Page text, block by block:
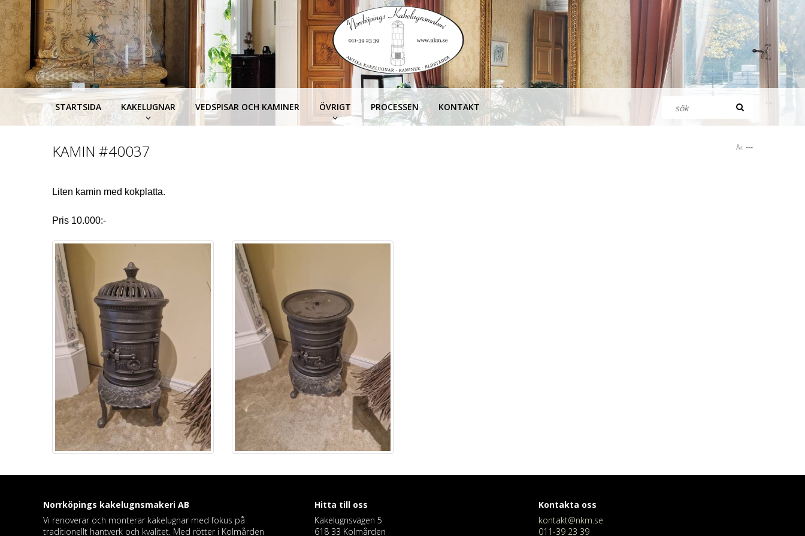
STARTSIDA KAKELUGNAR VEDSPISAR OCH KAMINER ÖVRIGT PROCESSEN KONTAKT
År: ---
KAMIN #40037
Liten kamin med kokplatta.
Pris 10.000:-
Norrköpings kakelugnsmakeri AB
Vi renoverar och monterar kakelugnar med fokus på
traditionellt hantverk och kvalitet. Med rötter i Kolmården
Hitta till oss
Kakelugnsvägen 5
618 33 Kolmården
Kontakta oss
kontakt@nkm.se
011-39 23 39